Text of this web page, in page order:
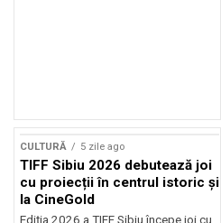
CULTURĂ 5 zile ago
TIFF Sibiu 2026 debutează joi
cu proiecții în centrul istoric și
la CineGold
Ediția 2026 a TIFF Sibiu începe joi cu